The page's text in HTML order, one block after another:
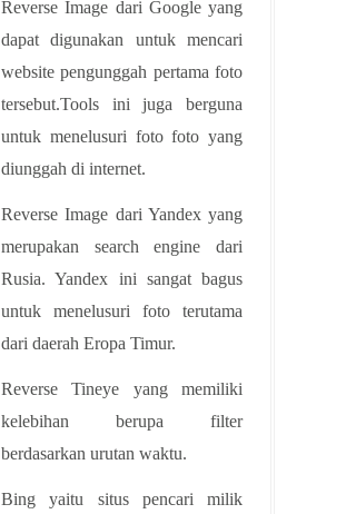
Reverse Image dari Google yang
dapat digunakan untuk mencari
website pengunggah pertama foto
tersebut.Tools ini juga berguna
untuk menelusuri foto foto yang
diunggah di internet.
Reverse Image dari Yandex yang
merupakan search engine dari
Rusia. Yandex ini sangat bagus
untuk menelusuri foto terutama
dari daerah Eropa Timur.
Reverse Tineye yang memiliki
kelebihan berupa filter
berdasarkan urutan waktu.
Bing yaitu situs pencari milik